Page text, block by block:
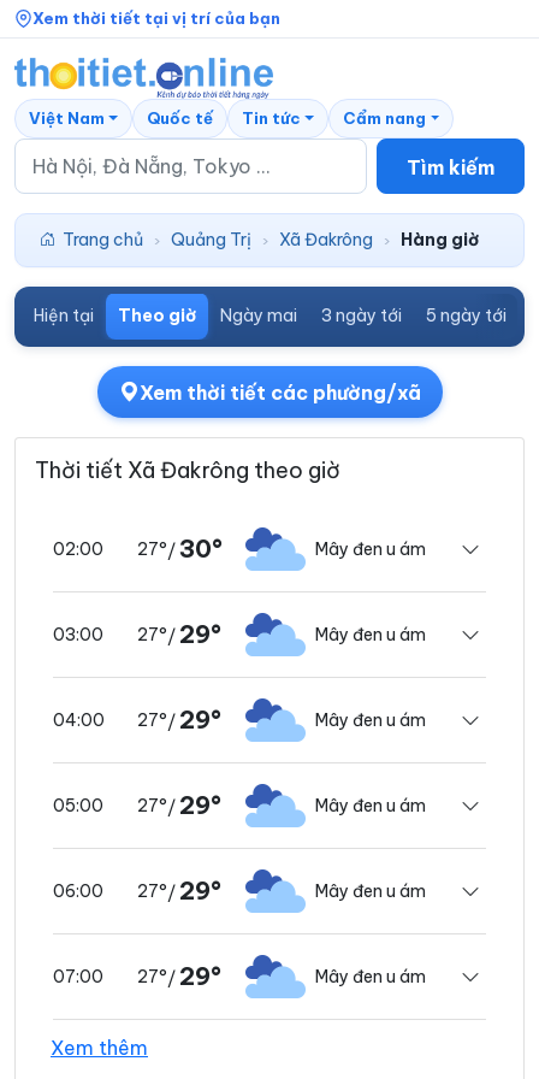
Xem thời tiết tại vị trí của bạn
Tìm kiếm
Việt Nam Quốc tế Tin tức Cẩm nang
Trang chủ › Quảng Trị › Xã Đakrông › Hàng giờ
Hiện tại Theo giờ Ngày mai 3 ngày tới 5 ngày tới
Xem thời tiết các phường/xã
Thời tiết Xã Đakrông theo giờ
02:00 27°/ 30° Mây đen u ám
03:00 27°/ 29° Mây đen u ám
04:00 27°/ 29° Mây đen u ám
05:00 27°/ 29° Mây đen u ám
06:00 27°/ 29° Mây đen u ám
07:00 27°/ 29° Mây đen u ám
08:00 27°
Xem thêm